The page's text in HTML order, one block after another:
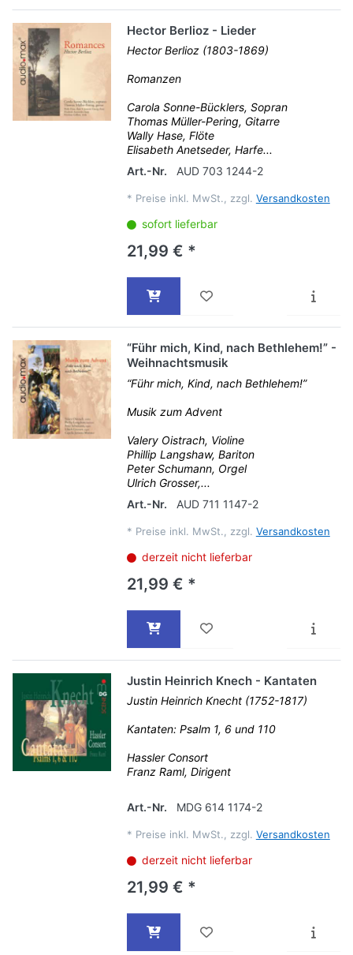
Hector Berlioz - Lieder
Hector Berlioz (1803-1869)
Romanzen
Carola Sonne-Bücklers, Sopran
Thomas Müller-Pering, Gitarre
Wally Hase, Flöte
Elisabeth Anetseder, Harfe...
Art.-Nr.
AUD 703 1244-2
* Preise inkl. MwSt., zzgl. Versandkosten
sofort lieferbar
21,99 € *
“Führ mich, Kind, nach Bethlehem!” -
Weihnachtsmusik
“Führ mich, Kind, nach Bethlehem!”
Musik zum Advent
Valery Oistrach, Violine
Phillip Langshaw, Bariton
Peter Schumann, Orgel
Ulrich Grosser,...
Art.-Nr.
AUD 711 1147-2
* Preise inkl. MwSt., zzgl. Versandkosten
derzeit nicht lieferbar
21,99 € *
Justin Heinrich Knech - Kantaten
Justin Heinrich Knecht (1752-1817)
Kantaten: Psalm 1, 6 und 110
Hassler Consort
Franz Raml, Dirigent
Art.-Nr. MDG 614 1174-2
* Preise inkl. MwSt., zzgl. Versandkosten
derzeit nicht lieferbar
21,99 € *